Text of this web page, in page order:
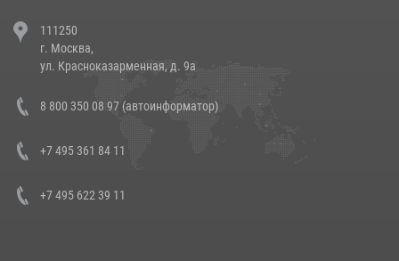
напавших на бригаду скорой помощи (видео)
14 июля 2026, 12:20
В Росгвардии прошла военно-научная конференция по обобщению
боевого опыта
111250
г. Москва,
ул. Красноказарменная, д. 9а
8 800 350 08 97 (автоинформатор)
+7 495 361 84 11
+7 495 622 39 11